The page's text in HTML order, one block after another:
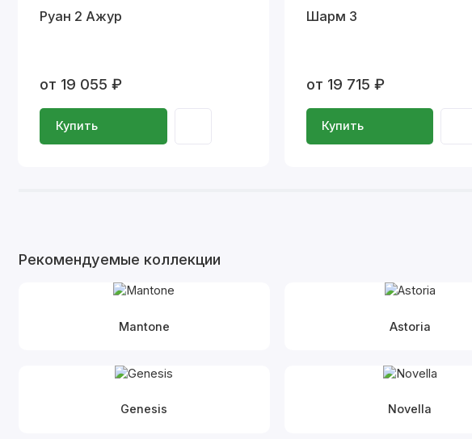
Руан 2 Ажур
от 19 055 ₽
Купить
Шарм 3
от 19 715 ₽
Купить
Рекомендуемые коллекции
Mantone Astoria
Genesis Novella